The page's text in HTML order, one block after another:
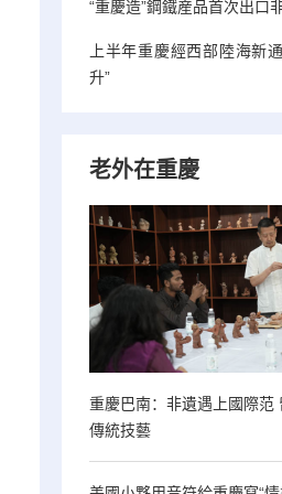
“重慶造”鋼鐵産品首次出口
上半年重慶經西部陸海新
升”
老外在重慶
重慶巴南：非遺遇上國際范
傳統技藝